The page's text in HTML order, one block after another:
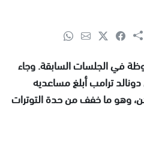
في الجلسات السابقة. وجاء
ترامب أبلغ مساعديه
وهو ما خفف من حدة التوترات